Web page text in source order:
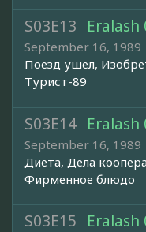
S03E13 Eralash
September 16, 1989
Поезд ушел,
Турист-89
S03E14 Eralash
September 16, 1989
Диета, Дела
Фирменное блюдо
S03E15 Eralash